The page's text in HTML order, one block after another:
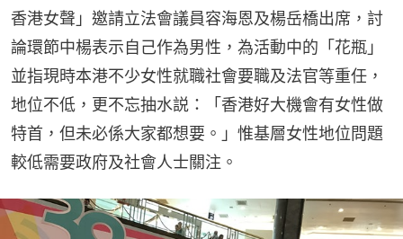
香港女聲」邀請立法會議員容海恩及楊岳橋出席，討
論環節中楊表示自己作為男性，為活動中的「花瓶」
並指現時本港不少女性就職社會要職及法官等重任，
地位不低，更不忘抽水説：「香港好大機會有女性做
特首，但未必係大家都想要。」惟基層女性地位問題
較低需要政府及社會人士關注。